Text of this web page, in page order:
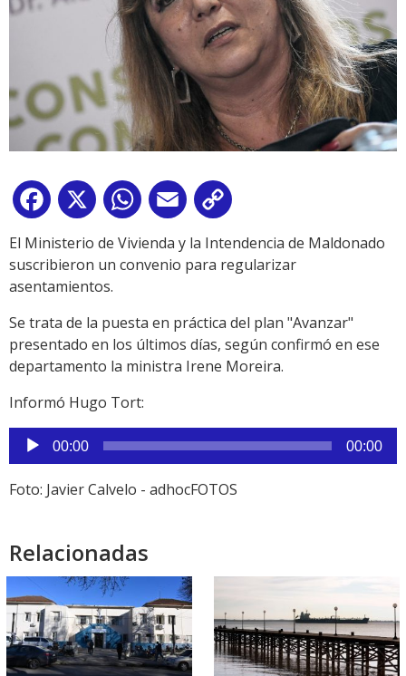
Facebook
X WhatsApp
Email
Link
El Ministerio de Vivienda y la Intendencia de Maldonado
suscribieron un convenio para regularizar
asentamientos.
Se trata de la puesta en práctica del plan "Avanzar"
presentado en los últimos días, según confirmó en ese
departamento la ministra Irene Moreira.
Informó Hugo Tort:
Reproductor
de
audio
00:00 00:00
Foto: Javier Calvelo - adhocFOTOS
Relacionadas